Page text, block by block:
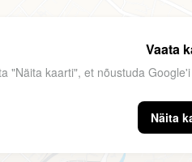
Vaata
"Näita kaarti", et nõustuda Google'i
Näita